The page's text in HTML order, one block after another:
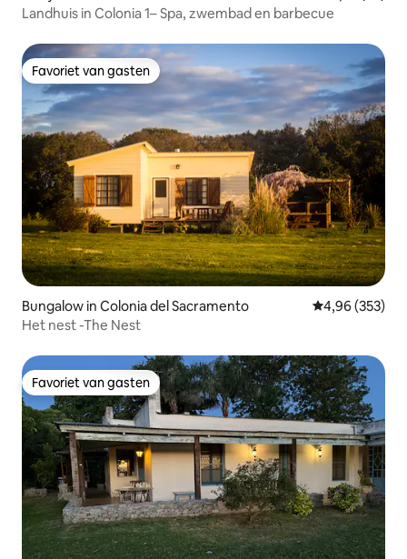
Landhuis in Colonia 1– Spa, zwembad en barbecue
Favoriet van gasten
Favoriet van gasten
Bungalow in Colonia del Sacramento Gemiddelde
4,96 (353)
Het nest -The Nest
Favoriet van gasten
Favoriet van gasten